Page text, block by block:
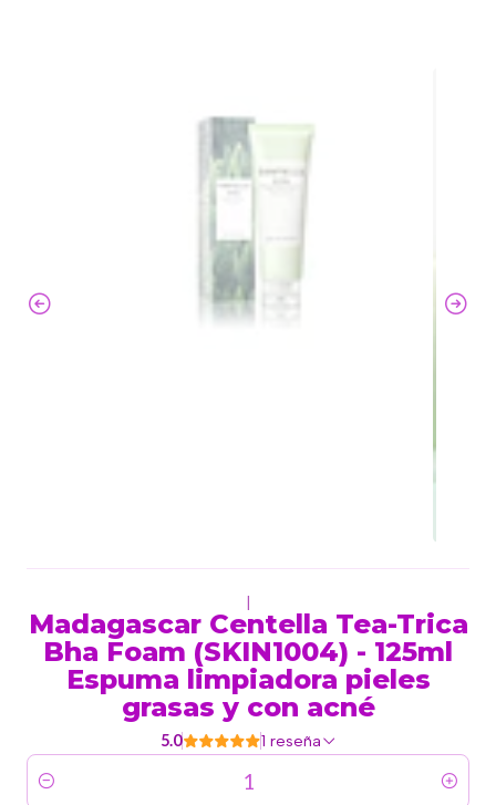
Madagascar Centella Tea-Trica
Bha Foam (SKIN1004) - 125ml
Espuma limpiadora pieles
grasas y con acné
5.0 1 reseña
Cantidad